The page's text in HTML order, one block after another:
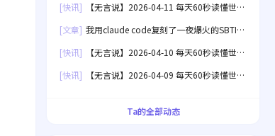
[快讯]
【无言说】2026-04-11 每天60秒读懂世
[文章] 我用claude code复刻了一夜爆火的SBTI
[快讯]
【无言说】2026-04-10 每天60秒读懂世
[快讯]
【无言说】2026-04-09 每天60秒读懂世
Ta的全部动态